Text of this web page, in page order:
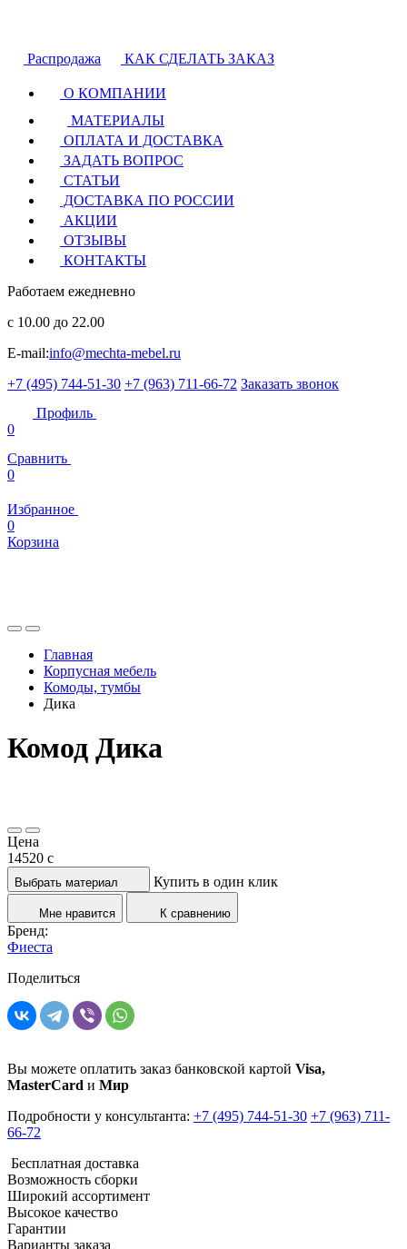
Распродажа КАК СДЕЛАТЬ ЗАКАЗ
О КОМПАНИИ
МАТЕРИАЛЫ
ОПЛАТА И ДОСТАВКА
ЗАДАТЬ ВОПРОС
СТАТЬИ
ДОСТАВКА ПО РОССИИ
АКЦИИ
ОТЗЫВЫ
КОНТАКТЫ
Работаем ежедневно
с 10.00 до 22.00
E-mail:info@mechta-mebel.ru
+7 (495) 744-51-30 +7 (963) 711-66-72 Заказать звонок
Профиль
0
Сравнить
0
Избранное
0
Корзина
Главная
Корпусная мебель
Комоды, тумбы
Дика
Комод Дика
Цена
14520 c
Выбрать материал Купить в один клик
Мне нравится К сравнению
Бренд:
Фиеста
Поделиться
Вы можете оплатить заказ банковской картой Visa,
MasterCard и Мир
Подробности у консультанта: +7 (495) 744-51-30 +7 (963) 711-
66-72
Бесплатная доставка
Возможность сборки
Широкий ассортимент
Высокое качество
Гарантии
Варианты заказа